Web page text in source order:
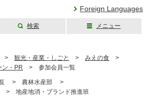
Foreign Languages
検索 メニュー
> 観光・産業・しごと > みえの食 >
ン・PR > 参加会員一覧
覧 > 農林水産部 >
> 地産地消・ブランド推進班